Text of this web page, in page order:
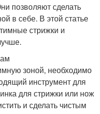
позволяют сделать
в себе. В этой статье
стрижки и
зоной, необходимо
инструмент для
для стрижки или нож
и сделать чистым